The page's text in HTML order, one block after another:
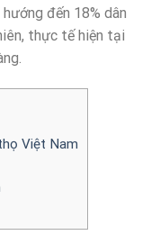
đến 18% dân
thực tế hiện tại
Việt Nam